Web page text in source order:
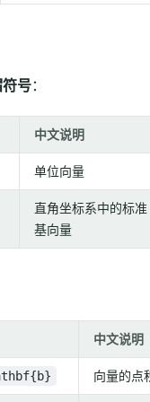
号：
中文说明
单位向量
直角坐标系中的标准
基向量
中文说明
向量的点